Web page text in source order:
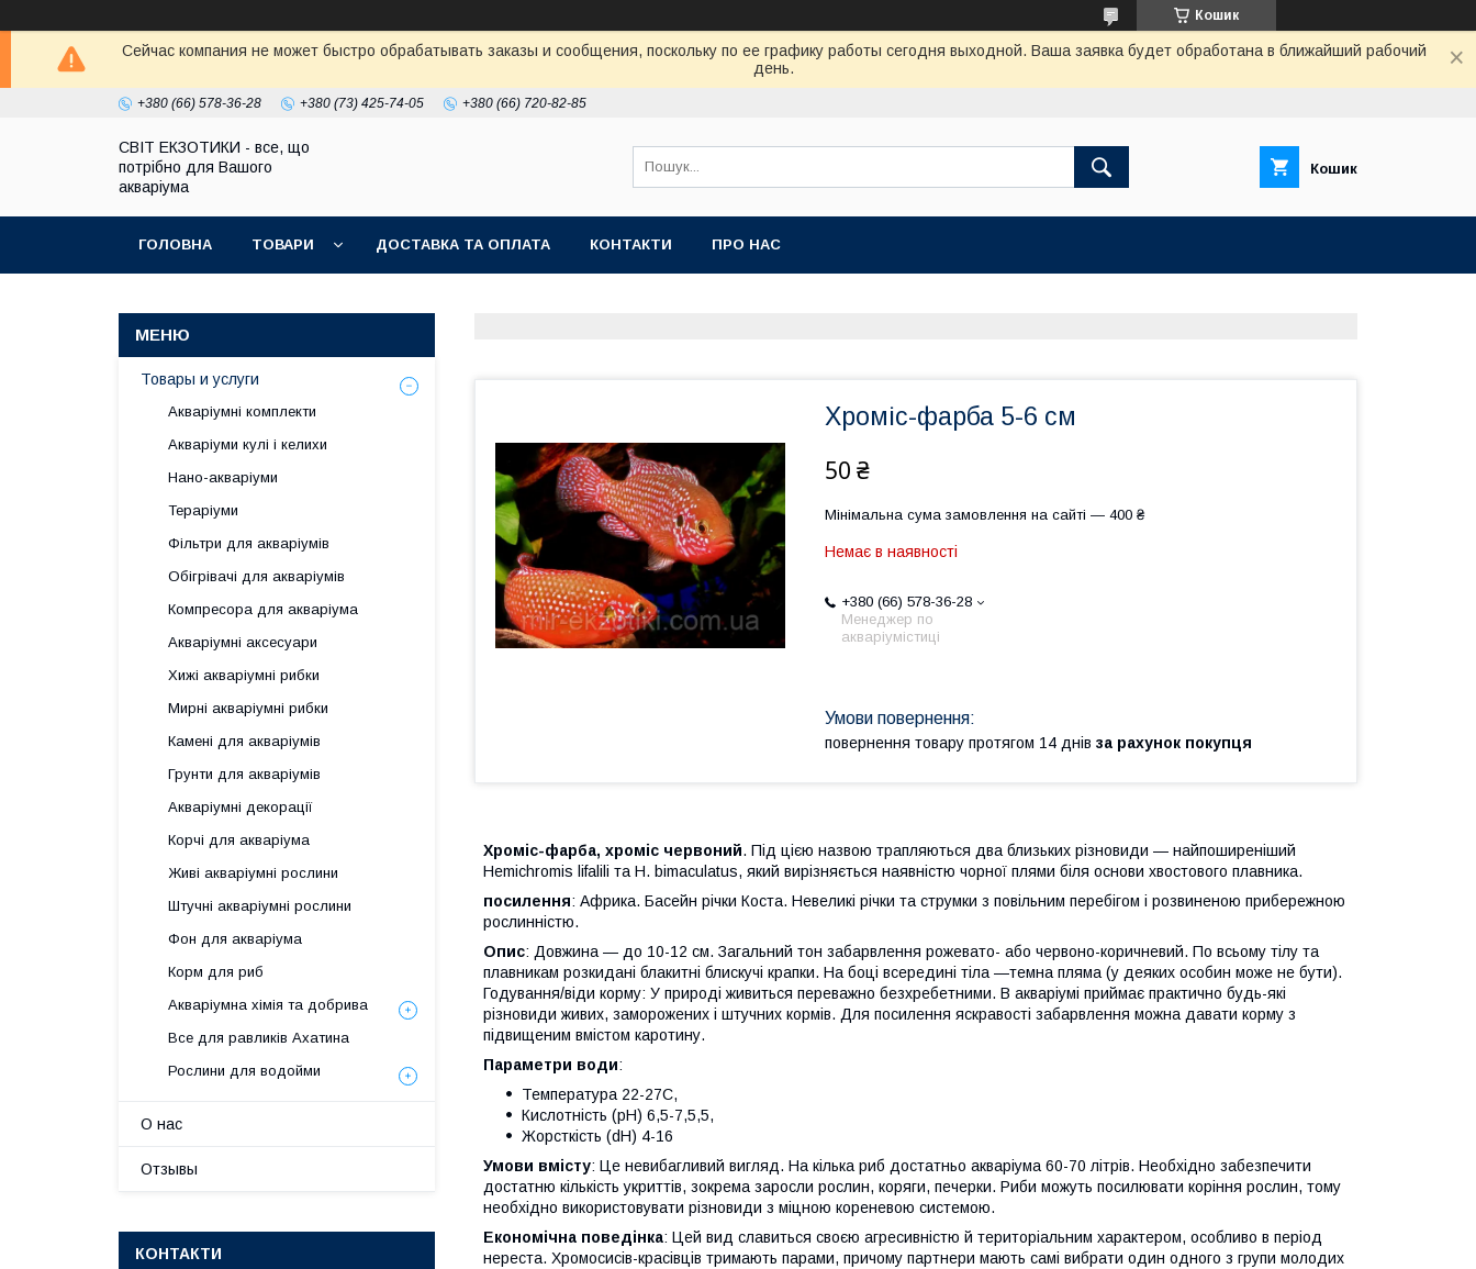
Кошик
Сейчас компания не может быстро обрабатывать заказы и сообщения, поскольку по ее графику работы сегодня выходной. Ваша заявка будет обработана в ближайший рабочий
день.
+380 (66) 578-36-28 +380 (73) 425-74-05 +380 (66) 720-82-85
СВІТ ЕКЗОТИКИ - все, що
потрібно для Вашого
акваріума
Кошик
ГОЛОВНА ТОВАРИ ДОСТАВКА ТА ОПЛАТА КОНТАКТИ ПРО НАС
Хроміс-фарба 5-6 см
50 ₴
Мінімальна сума замовлення на сайті — 400 ₴
Немає в наявності
+380 (66) 578-36-28
Менеджер по
акваріумістиці
повернення товару протягом 14 днів за рахунок покупця
Хроміс-фарба, хроміс червоний. Під цією назвою трапляються два близьких різновиди — найпоширеніший
Hemichromis lifalili та H. bimaculatus, який вирізняється наявністю чорної плями біля основи хвостового плавника.
посилення: Африка. Басейн річки Коста. Невеликі річки та струмки з повільним перебігом і розвиненою прибережною
рослинністю.
Опис: Довжина — до 10-12 см. Загальний тон забарвлення рожевато- або червоно-коричневий. По всьому тілу та
плавникам розкидані блакитні блискучі крапки. На боці всередині тіла —темна пляма (у деяких особин може не бути).
Годування/віди корму: У природі живиться переважно безхребетними. В акваріумі приймає практично будь-які
різновиди живих, заморожених і штучних кормів. Для посилення яскравості забарвлення можна давати корму з
підвищеним вмістом каротину.
Параметри води:
Температура 22-27С,
Кислотність (рН) 6,5-7,5,5,
Жорсткість (dH) 4-16
Умови вмісту: Це невибагливий вигляд. На кілька риб достатньо акваріума 60-70 літрів. Необхідно забезпечити
достатню кількість укриттів, зокрема заросли рослин, коряги, печерки. Риби можуть посилювати коріння рослин, тому
необхідно використовувати різновиди з міцною кореневою системою.
Економічна поведінка: Цей вид славиться своєю агресивністю й територіальним характером, особливо в період
нереста. Хромосисів-красівців тримають парами, причому партнери мають самі вибрати один одного з групи молодих
Товары и услуги
Акваріумні комплекти
Акваріуми кулі і келихи
Нано-акваріуми
Тераріуми
Фільтри для акваріумів
Обігрівачі для акваріумів
Компресора для акваріума
Акваріумні аксесуари
Хижі акваріумні рибки
Мирні акваріумні рибки
Камені для акваріумів
Грунти для акваріумів
Акваріумні декорації
Корчі для акваріума
Живі акваріумні рослини
Штучні акваріумні рослини
Фон для акваріума
Корм для риб
Акваріумна хімія та добрива
Все для равликів Ахатина
Рослини для водойми
О нас
Отзывы
КОНТАКТИ